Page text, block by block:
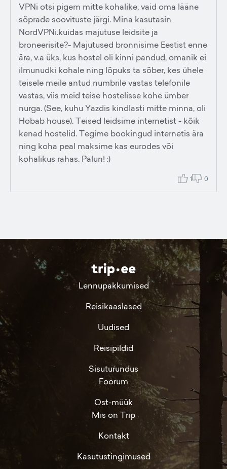
VPNi otsi pigem mitte kohalike, vaid oma lääne
sõprade soovituste järgi. Mina kasutasin
NordVPNi.kuidas majutuse leidsite ja
broneerisite?- Majutused bronnisime Eestist enne
ära, v.a üks, kus hostel oli kinni pandud, omanik ei
ilmunudki kohale ning lõpuks ta sõber, kes ühele
teisele meile antud numbrile vastas telefonile
vastas, viis meid teise hostelisse kohe ümber
nurga. (See, kuhu Yazdis kindlasti mitte minna, oli
Hobab house). Teised leidsime internetist - kõik
kenad hostelid. Tegime bookingud internetis ära
ning koha peal maksime kas eurodes või
kohalikus rahas. Palun! :)
1 0
Lennupakkumised
Reisikaaslased
Uudised
Reisipildid
Sisuturundus
Foorum
Ost-müük
Mis on Trip
Kontakt
Kasutustingimused